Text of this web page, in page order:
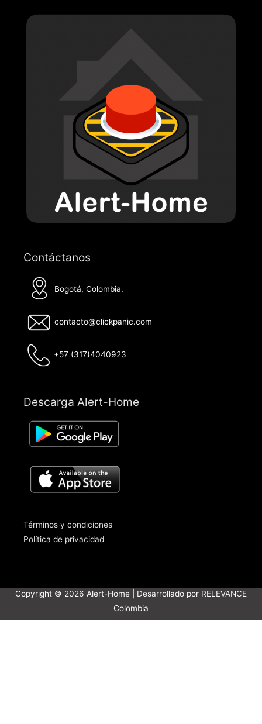
Contáctanos
Bogotá, Colombia.
contacto@clickpanic.com
+57 (317)4040923
Descarga Alert-Home
Términos y condiciones
Política de privacidad
Copyright © 2026 Alert-Home | Desarrollado por RELEVANCE
Colombia